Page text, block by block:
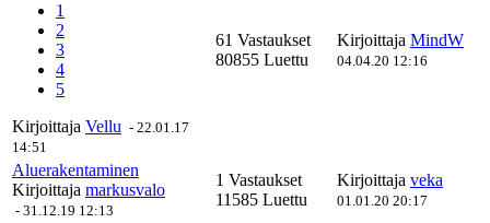
1
2
3
4
5
Kirjoittaja Vellu - 22.01.17
14:51
61 Vastaukset
80855 Luettu
Kirjoittaja MindW
04.04.20 12:16
Aluerakentaminen
Kirjoittaja markusvalo
- 31.12.19 12:13
1 Vastaukset
11585 Luettu
Kirjoittaja veka
01.01.20 20:17